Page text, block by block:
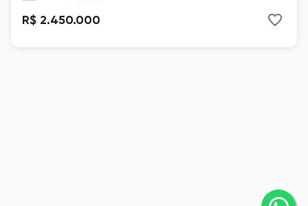
R$ 2.450.000